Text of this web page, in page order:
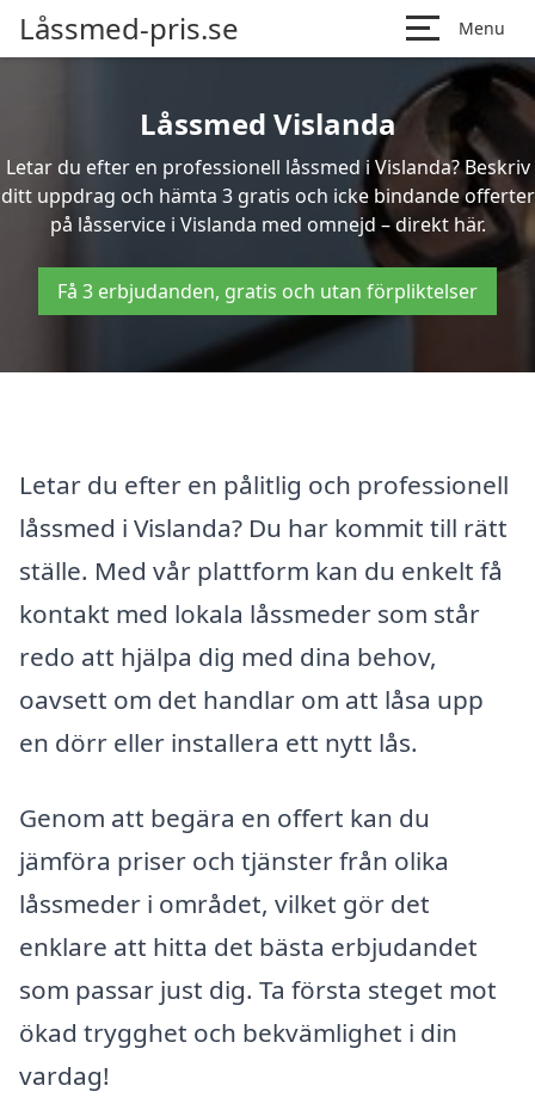
Låssmed-pris.se Menu
Låssmed Vislanda
Letar du efter en professionell låssmed i Vislanda? Beskriv
ditt uppdrag och hämta 3 gratis och icke bindande offerter
på låsservice i Vislanda med omnejd – direkt här.
Få 3 erbjudanden, gratis och utan förpliktelser
Letar du efter en pålitlig och professionell
låssmed i Vislanda? Du har kommit till rätt
ställe. Med vår plattform kan du enkelt få
kontakt med lokala låssmeder som står
redo att hjälpa dig med dina behov,
oavsett om det handlar om att låsa upp
en dörr eller installera ett nytt lås.
Genom att begära en offert kan du
jämföra priser och tjänster från olika
låssmeder i området, vilket gör det
enklare att hitta det bästa erbjudandet
som passar just dig. Ta första steget mot
ökad trygghet och bekvämlighet i din
vardag!